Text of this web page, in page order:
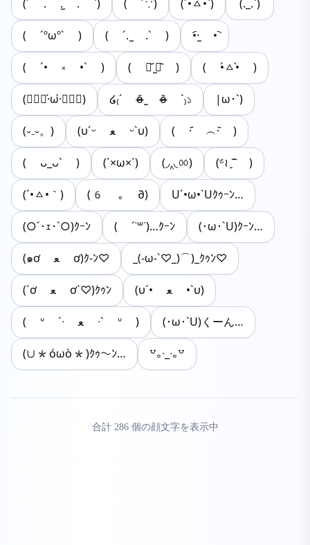
(´ . .̫ . `) ( ´∵) (´•ㅿ•`) (._.`)
( ´ºωº` ) ( ´. ̫ .` ) •︠·̫ •︡
( ´• ༝ •` ) ( ･᷄ ̫･᷅ ) ( •́ㅿ•̀ )
(๑⃙⃘·́ω·̀๑⃙⃘) ໒₍ˊ o̴̶̷᷄ ̫ o̴̶̷᷅ ˋ₎১ |ω･`)
(⏑₋⏑。) (υ´ᵕ ﻌ ᵕ`υ) ( ·᷄ ︵·᷅ )
( ᴗ_ᴗˋ )‬ (´×ω×`) (◞‸◟ㆀ) (ᵕ᷄≀ ̠˘᷅ )
(´•ㅿ•｀) (6 ｡ ∂) Uˊ•ω•ˋUｸｩｰﾝ…
(○´･ｪ･`○)ｸｰﾝ ( ´˙꒳​˙)…ｸｰﾝ (･ω･`U)ｸｰﾝ…
(๑ơ ﻌ ơ)ｸ-ﾝ♡ _(-ω-`♡_)⌒)_ｸｩﾝ♡
(´ơ ﻌ ơ`♡)ｸｩﾝ (υ´• ﻌ •`υ)
( ᐡ ´ᐧ ﻌ ᐧ` ᐡ ) (･ω･`U)くーん…
(∪*óωò*)ｸｩ〜ﾝ… ꒵｡ᐧ_ᐧ｡꒵
合計 286個の顔文字を表示中